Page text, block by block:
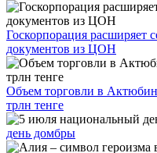
Госкорпорация расширяет
документов из ЦОН
Объем торговли в
трлн тенге
день домбры